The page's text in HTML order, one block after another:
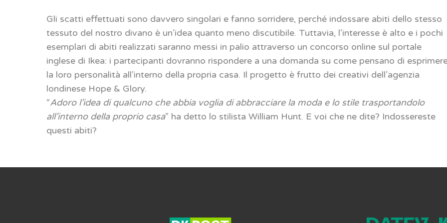
Gli scatti effettuati sono davvero singolari e fanno sorridere, perché indossare abiti dello stesso
tessuto del nostro divano è un’idea quanto meno discutibile. Tuttavia, l’interesse è alto e i pochi
esemplari di abiti realizzati saranno messi in palio attraverso un concorso online sul portale
inglese di Ikea: i partecipanti dovranno rispondere a una domanda su come pensano di
la loro personalità all’interno della propria casa. Il progetto è frutto dei creativi dell’agenzia
londinese Hope & Glory.
“Adoro l’idea di qualcuno che abbia voglia di abbracciare la moda e lo stile trasportandolo
all’interno della proprio casa” ha detto lo stilista William Hunt. E voi che ne dite? Indossereste
questi abiti?